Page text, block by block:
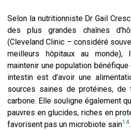
Selon la nutritionniste Dr Gail
des plus grandes chaînes
(Cleveland Clinic – considéré
meilleurs hôpitaux au
maintenir une population
intestin est d’avoir une
sources saines de protéines, de
carbone. Elle souligne également
pauvres en glucides, riches en
favorisent pas un microbiote sain14.